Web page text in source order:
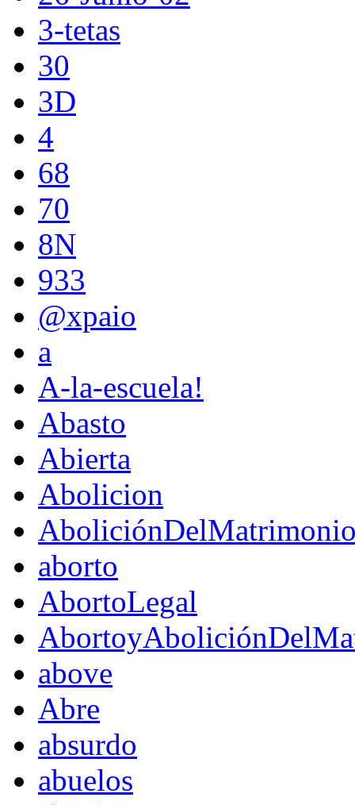
3-tetas
30
3D
4
68
70
8N
933
@xpaio
a
A-la-escuela!
Abasto
Abierta
Abolicion
aborto
AbortoLegal
above
Abre
absurdo
abuelos